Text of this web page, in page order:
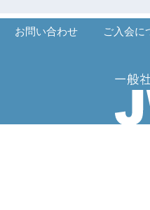
お問い合わせ ご入会に